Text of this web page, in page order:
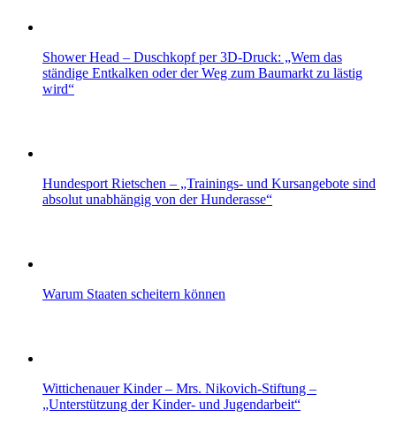
Shower Head – Duschkopf per 3D-Druck: „Wem das
ständige Entkalken oder der Weg zum Baumarkt zu lästig
wird“
Hundesport Rietschen – „Trainings- und Kursangebote sind
absolut unabhängig von der Hunderasse“
Warum Staaten scheitern können
Wittichenauer Kinder – Mrs. Nikovich-Stiftung –
„Unterstützung der Kinder- und Jugendarbeit“